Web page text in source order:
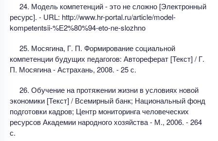
24. Модель компетенций - это не сложно [Электронный
ресурс]. - URL: http://www.hr-portal.ru/article/model-
kompetentsii-%Е2%80%94-eto-nе-slozhno
25. Мосягина, Г. П. Формирование социальной
компетенции будущих педагогов: Автореферат [Текст] / Г.
П. Мосягина - Астрахань, 2008. - 25 с.
26. Обучение на протяжении жизни в условиях новой
экономики [Текст] / Всемирный банк; Национальный фонд
подготовки кадров; Центр мониторинга человеческих
ресурсов Академии народного хозяйства - М., 2006. - 264
с.